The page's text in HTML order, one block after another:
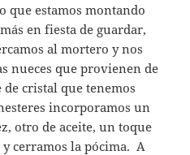
que estamos montando
en fiesta de guardar,
al mortero y nos
nueces que provienen de
cristal que tenemos
incorporamos un
otro de aceite, un toque
cerramos la pócima. A